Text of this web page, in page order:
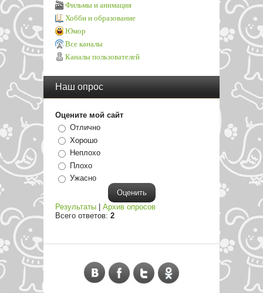
Фильмы и анимация
Хобби и образование
Юмор
Все каналы
Каналы пользователей
Наш опрос
Оцените мой сайт
Отлично
Хорошо
Неплохо
Плохо
Ужасно
Результаты
Архив опросов
Всего ответов: 2